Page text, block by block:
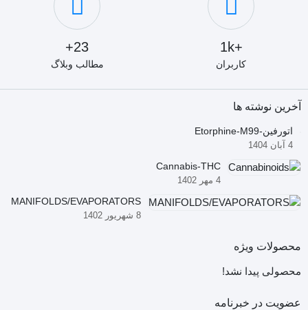
sorbent and/or analyte. Ion exchange bonds can also be
Sorbent
Structure
Aminopropyl (primary amine) -Si-
+1k
کاربران
23+
مطالب وبلاگ
آخرین نوشته ها
اتورفین-Etorphine-M99
4 آبان 1404
Cannabis-THC
4 مهر 1402
MANIFOLDS/EVAPORATORS
8 شهریور 1402
محصولات ویژه
محصولی پیدا نشد!
عضویت در خبرنامه